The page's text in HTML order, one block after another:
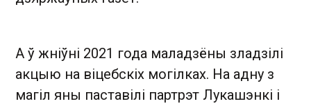
А ў жніўні 2021 года маладзёны зладзілі
акцыю на віцебскіх могілках. На адну з
магіл яны паставілі партрэт Лукашэнкі і